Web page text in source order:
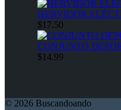
HERVIDOR
$17.50
CONJUNTO
$14.99
© 2026 Buscandoando